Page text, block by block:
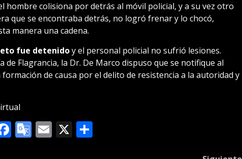
hombre colisiona por detrás al móvil policial, y a su vez otro
que se encontraba detrás, no logró frenar y lo chocó,
manera una cadena.
fue detenidoy el personal policial no sufrió lesiones.
de Flagrancia, la Dr. De Marco dispuso que se notifique al
de causa por el delito de resistencia a la autoridad y
Facebook
Google
Email
X Compartir